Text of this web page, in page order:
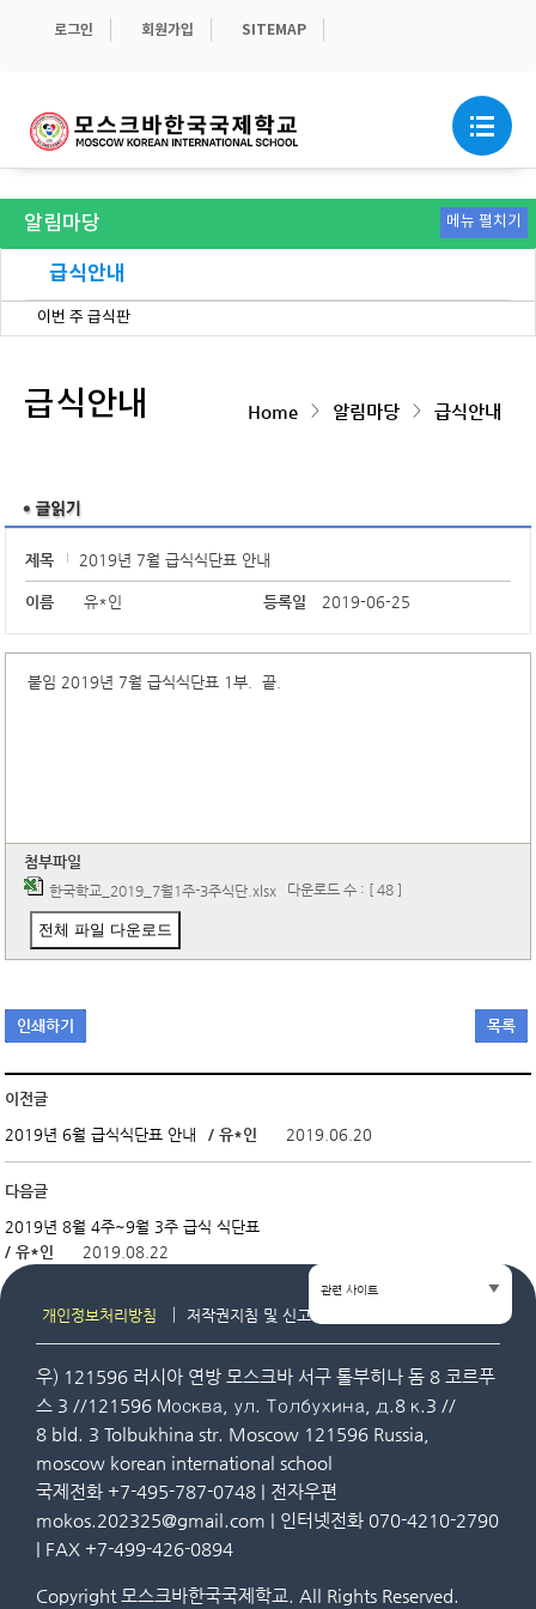
로그인 회원가입 SITEMAP
알림마당
공지사항
가정통신문
학교소식
보도자료
급식안내
이번 주 급식판
메뉴 펼치기
급식안내 Home > 알림마당 > 급식안내
제목 2019년 7월 급식식단표 안내
이름 유*인 등록일 2019-06-25
붙임 2019년 7월 급식식단표 1부. 끝.
첨부파일
한국학교_2019_7월1주-3주식단.xlsx 다운로드 수 : [ 48 ]
전체 파일 다운로드
인쇄하기 목록
이전글
2019년 6월 급식식단표 안내 / 유*인 2019.06.20
다음글
2019년 8월 4주~9월 3주 급식 식단표
/ 유*인
2019.08.22
개인정보처리방침 저작권지침 및 신고
우) 121596 러시아 연방 모스크바 서구 톨부히나 돔 8 코르푸
스 3 //121596 Москва, ул. Толбухина, д.8 к.3 //
8 bld. 3 Tolbukhina str. Moscow 121596 Russia,
moscow korean international school
국제전화 +7-495-787-0748 | 전자우편
mokos.202325@gmail.com | 인터넷전화 070-4210-2790
| FAX +7-499-426-0894
Copyright 모스크바한국국제학교. All Rights Reserved.
관련 사이트